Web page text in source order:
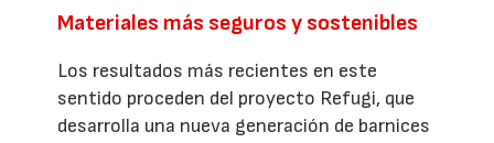
Materiales más seguros y sostenibles
Los resultados más recientes en este
sentido proceden del proyecto Refugi, que
desarrolla una nueva generación de barnices